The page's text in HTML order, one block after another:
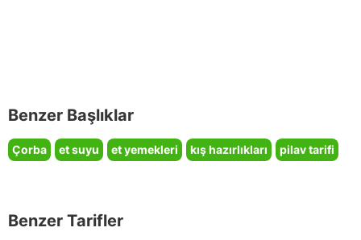
Benzer Başlıklar
Çorba et suyu et yemekleri kış hazırlıkları pilav tarifi
Benzer Tarifler